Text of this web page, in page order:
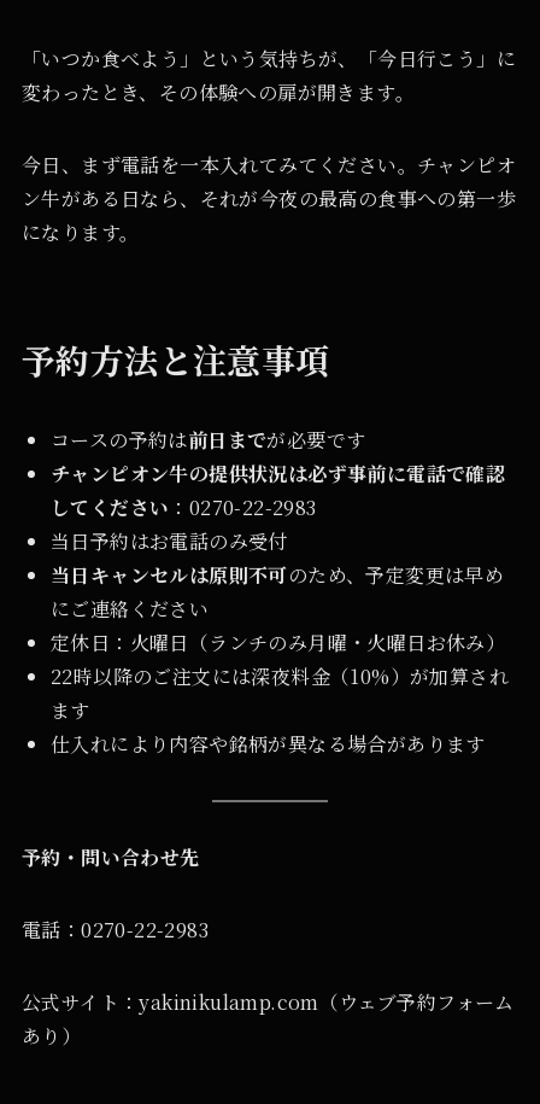
「いつか食べよう」という気持ちが、「今日行こう」に
変わったとき、その体験への扉が開きます。
今日、まず電話を一本入れてみてください。チャンピオ
ン牛がある日なら、それが今夜の最高の食事への第一歩
になります。
予約方法と注意事項
コースの予約は前日までが必要です
チャンピオン牛の提供状況は必ず事前に電話で確認
してください ：0270-22-2983
当日予約はお電話のみ受付
当日キャンセルは原則不可のため、予定変更は早め
にご連絡ください
定休日：火曜日（ランチのみ月曜・火曜日お休み）
22時以降のご注文には深夜料金（10%）が加算され
ます
仕入れにより内容や銘柄が異なる場合があります
予約・問い合わせ先
電話：0270-22-2983
公式サイト：yakinikulamp.com（ウェブ予約フォーム
あり）